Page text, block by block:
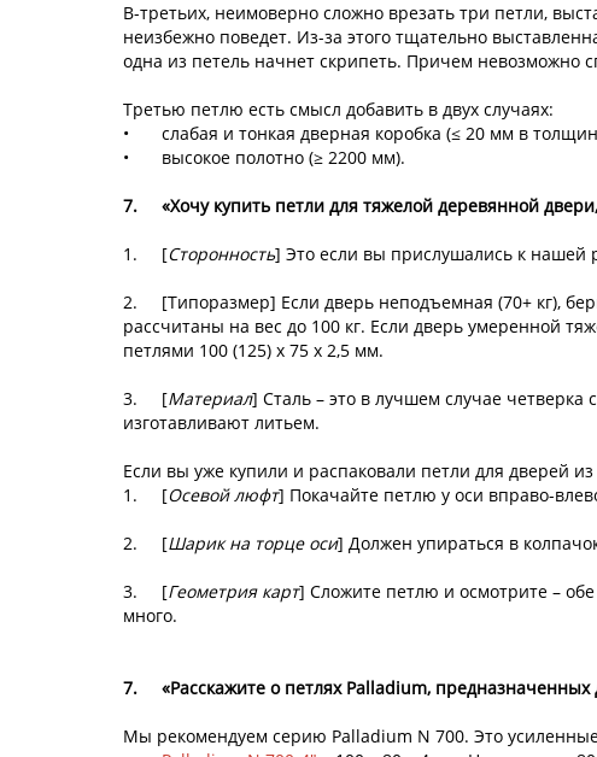
В-третьих, неимоверно сложно врезать три петли,
неизбежно поведет. Из-за этого тщательно
одна из петель начнет скрипеть. Причем невозможно
Третью петлю есть смысл добавить в двух случаях:
•
слабая и тонкая дверная коробка (≤ 20 мм в
•
высокое полотно (≥ 2200 мм).
7. «Хочу купить петли для тяжелой деревянной
1. [Сторонность] Это если вы прислушались к нашей
2.
[Типоразмер] Если дверь неподъемная (70+ кг),
рассчитаны на вес до 100 кг. Если дверь умеренной
петлями 100 (125) x 75 x 2,5 мм.
3. [Материал] Сталь – это в лучшем случае
изготавливают литьем.
Если вы уже купили и распаковали петли для дверей
1.
[Осевой люфт] Покачайте петлю у оси вправо-
2. [Шарик на торце оси] Должен упираться в
3. [Геометрия карт] Сложите петлю и осмотрите –
много.
7. «Расскажите о петлях Palladium,
Мы рекомендуем серию Palladium N 700. Это